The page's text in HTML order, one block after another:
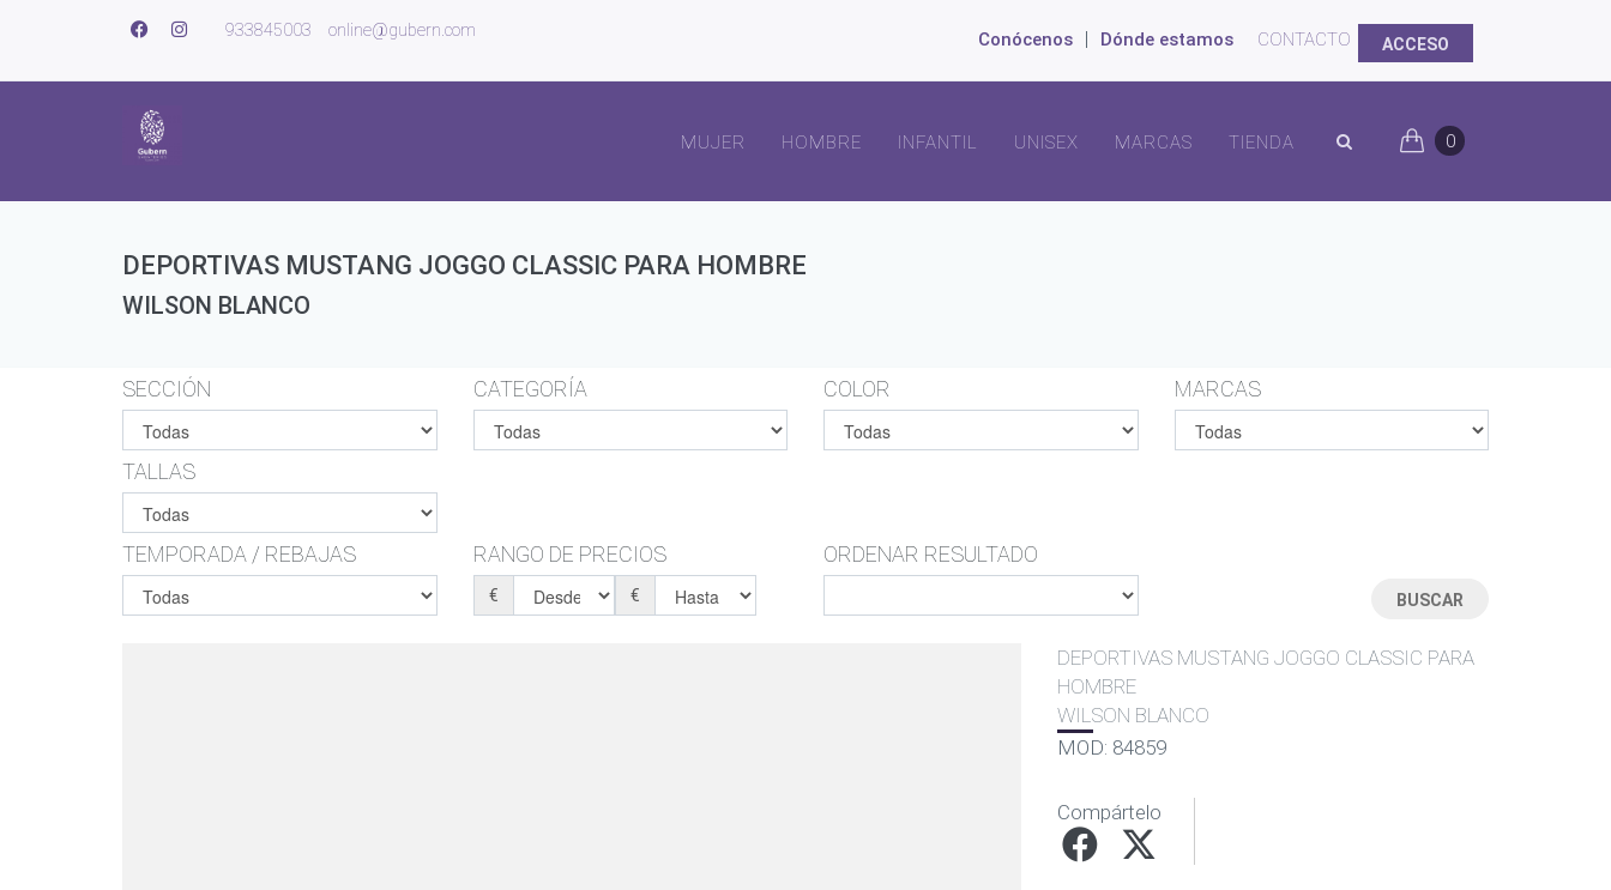
933845003 online@gubern.com Conócenos | Dónde estamos CONTACTO ACCESO
MUJER HOMBRE INFANTIL UNISEX MARCAS TIENDA 0
DEPORTIVAS MUSTANG JOGGO CLASSIC PARA HOMBRE
WILSON BLANCO
SECCIÓN CATEGORÍA COLOR MARCAS
TALLAS
TEMPORADA / REBAJAS RANGO DE PRECIOS
€ €
ORDENAR RESULTADO
DEPORTIVAS MUSTANG JOGGO CLASSIC PARA
HOMBRE
WILSON BLANCO
MOD: 84859
Compártelo